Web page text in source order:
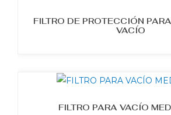
FILTRO DE PROTECCIÓN
VACÍ­O
FILTRO PARA VACÍ­O